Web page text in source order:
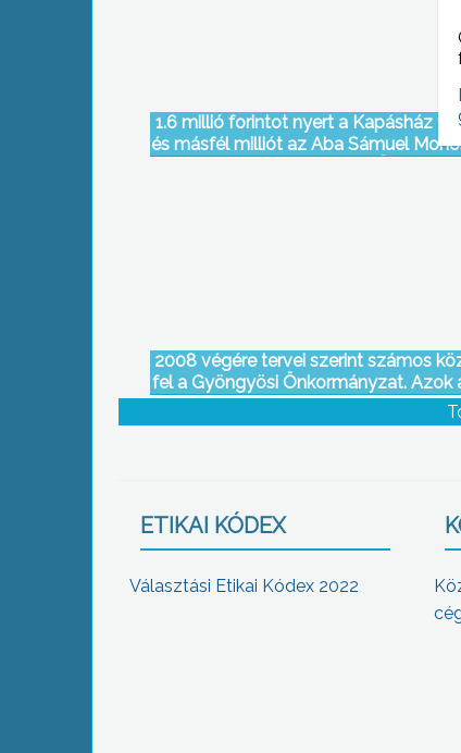
1.6 millió forintot nyert a Kapásház
és másfél milliót az Aba Sámuel
2008 végére tervei szerint számos
fel a Gyöngyösi Önkormányzat. Azok
amelyek nem életveszélyesek,
burkolat felhúzásakor lesznek
ETIKAI KÓDEX
Választási Etikai Kódex 2022